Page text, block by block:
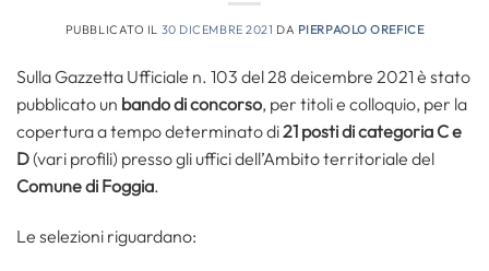
PUBBLICATO IL 30 DICEMBRE 2021 DA PIERPAOLO OREFICE
Sulla Gazzetta Ufficiale n. 103 del 28 deicembre 2021 è stato
pubblicato un bando di concorso, per titoli e colloquio, per la
copertura a tempo determinato di21 posti di categoria C e
D(vari profili) presso gli uffici dell’Ambito territoriale del
Comune di Foggia.
Le selezioni riguardano: